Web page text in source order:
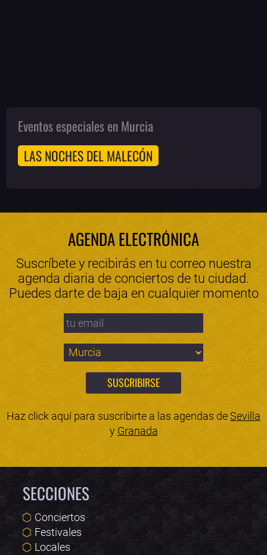
Eventos especiales en Murcia
LAS NOCHES DEL MALECÓN
AGENDA ELECTRÓNICA
Suscríbete y recibirás en tu correo nuestra
agenda diaria de conciertos de tu ciudad.
Puedes darte de baja en cualquier momento
Haz click aquí para suscribirte a las agendas deSevilla
y Granada
SECCIONES
Conciertos
Festivales
Locales